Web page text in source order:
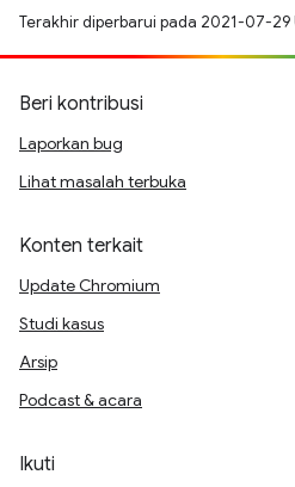
Terakhir diperbarui pada 2021-07-29
Beri kontribusi
Laporkan bug
Lihat masalah terbuka
Konten terkait
Update Chromium
Studi kasus
Arsip
Podcast & acara
Ikuti